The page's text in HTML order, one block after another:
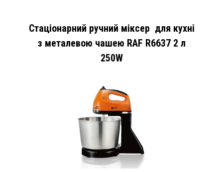
Стаціонарний ручний міксер для кухні
з металевою чашею RAF R6637 2 л
250W